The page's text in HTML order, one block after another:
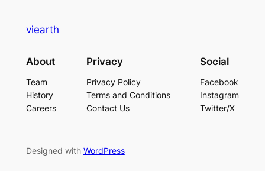
viearth
About
Team
History
Careers
Privacy
Privacy Policy
Terms and Conditions
Contact Us
Social
Facebook
Instagram
Twitter/X
Designed with WordPress